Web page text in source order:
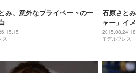
み、意外なプライベートの一
15:15
ス
石原さと
ャー」イメー
人」で得
ンタビュー
2015.08.24
モデルプレス